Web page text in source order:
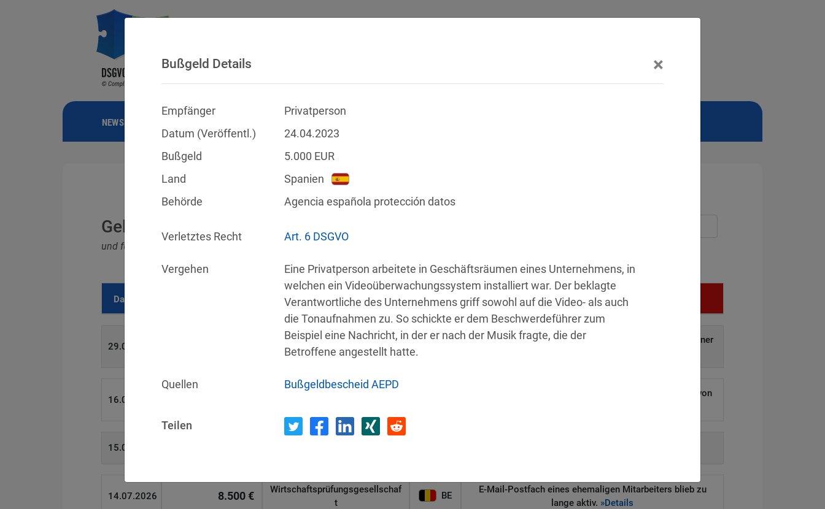
NEWS
Geldbußen für DSGVO-Verstöße
und für Verletzungen anderer Datenschutzgesetze
Datum Empfänger Land Vergehen
29.07.2026 Privatperson
Unbefugter Zugriff auf und Weitergabe personenbezogener
16.07.2026
Sicherheitslücken ermöglichen Hackern den Diebstahl von
15.07.2026
14.07.2026 8.500 €
Wirtschaftsprüfungsgesellschaf
t
BE
E-Mail-Postfach eines ehemaligen Mitarbeiters blieb zu
lange aktiv. »Details
Bußgeld Details ×
Empfänger
Privatperson
Datum (Veröffentl.)
24.04.2023
Bußgeld
5.000 EUR
Land
Spanien
Behörde
Agencia española protección datos
Verletztes Recht Art. 6 DSGVO
Vergehen
Eine Privatperson arbeitete in Geschäftsräumen eines Unternehmens, in
welchen ein Videoüberwachungssystem installiert war. Der beklagte
Verantwortliche des Unternehmens griff sowohl auf die Video- als auch
die Tonaufnahmen zu. So schickte er dem Beschwerdeführer zum
Beispiel eine Nachricht, in der er nach der Musik fragte, die der
Betroffene angestellt hatte.
Quellen Bußgeldbescheid AEPD
Teilen